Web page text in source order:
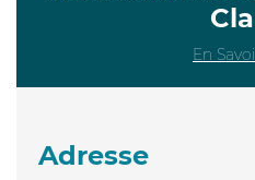
En
Adresse